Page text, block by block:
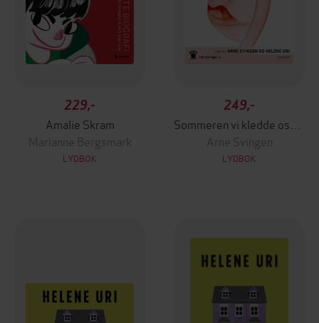
229,-
Amalie Skram
Marianne Bergsmark
LYDBOK
249,-
Arne Svingen
LYDBOK